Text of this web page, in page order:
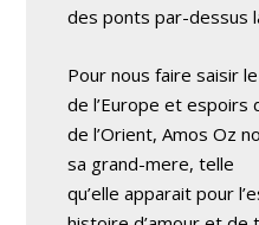
des ponts par-dessus
Pour nous faire saisir
de l’Europe et espoirs
de l’Orient, Amos Oz
sa grand-mere, telle
qu’elle apparait pour